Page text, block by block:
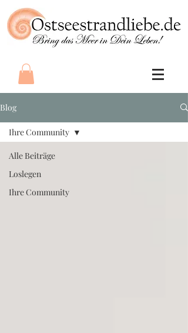
Blog
Alle Beiträge
Loslegen
Ihre Community
Ihre Community